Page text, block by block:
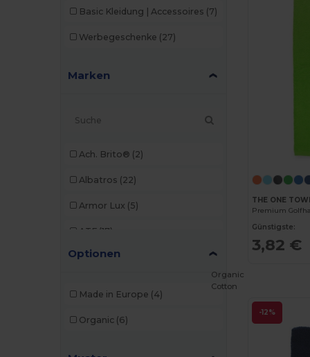
Basic Kleidung | Accessoires (7)
Werbegeschenke (27)
Marken
Ach. Brito® (2)
Albatros (22)
Armor Lux (5)
ATF (17)
Atlantis (102)
Optionen
Made in Europe (4)
Organic (6)
THE ONE
Günstigste:
3,82 €
-12%
Organic
Cotton